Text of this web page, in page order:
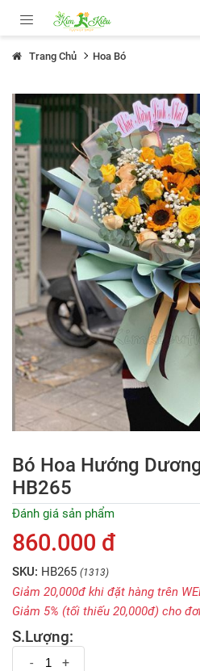
Trang Chủ Hoa Bó
Bó Hoa Hướng
HB265
Đánh giá sản phẩm
860.000 đ
SKU: HB265 (1313)
Giảm 20,000đ khi đặt hàng trên
Giảm 5% (tối thiếu 20,000đ) cho
S.Lượng:
- +